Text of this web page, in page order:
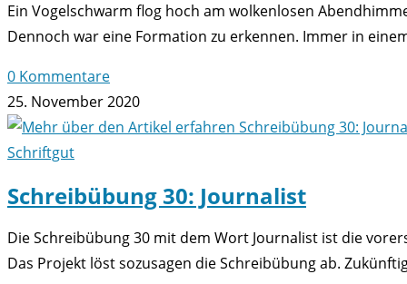
Ein Vogelschwarm flog hoch am wolkenlosen
Dennoch war eine Formation zu erkennen. Immer in
0 Kommentare
25. November 2020
Schriftgut
Schreibübung 30: Journalist
Die Schreibübung 30 mit dem Wort Journalist ist die
Das Projekt löst sozusagen die Schreibübung ab.